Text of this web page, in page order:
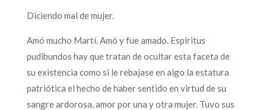
Diciendo mal de mujer.
Amó mucho Martí. Amó y fue amado. Espíritus
pudibundos hay que tratan de ocultar esta faceta de
su existencia como si le rebajase en algo la estatura
patriótica el hecho de haber sentido en virtud de su
sangre ardorosa, amor por una y otra mujer. Tuvo sus